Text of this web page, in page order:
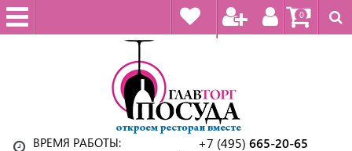
0
ВРЕМЯ РАБОТЫ: +7 (495) 665-20-65